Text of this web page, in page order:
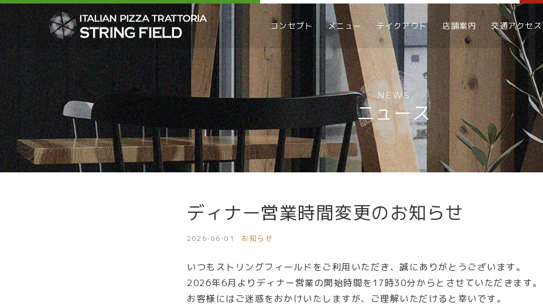
コンセプト メニュー テイクアウト 店舗案内 交通アクセス
NEWS
ニュース
ディナー営業時間変更のお知らせ
2026-06-01 お知らせ
いつもストリングフィールドをご利用いただき、誠にありがとうございます。
2026年6月よりディナー営業の開始時間を17時30分からとさせていただきます。
お客様にはご迷惑をおかけいたしますが、ご理解いただけると幸いです。